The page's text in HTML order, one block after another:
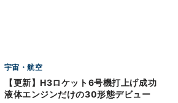
宇宙・航空
【更新】H3ロケット6号機打上げ成功
液体エンジンだけの30形態デビュー